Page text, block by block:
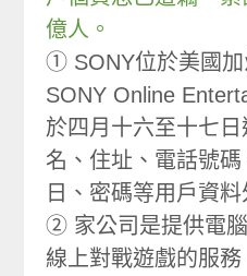
億人。
① SONY位於美國加
SONY Online
於四月十六至十七
名、住址、電話號
日、密碼等用戶資料
② 家公司是提供電
線上對戰遊戲的服